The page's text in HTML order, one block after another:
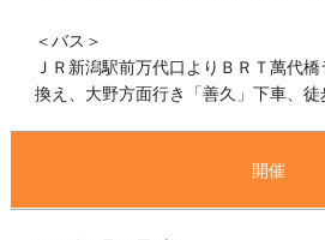
＜バス＞
ＪＲ新潟駅前万代口よりＢＲＴ萬代
換え、大野方面行き「善久」下車、徒
開催